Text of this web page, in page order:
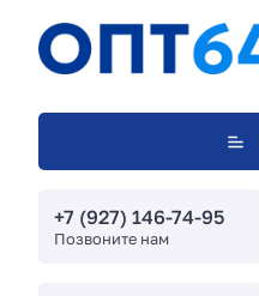
+7 (927) 146-74-95
Позвоните нам